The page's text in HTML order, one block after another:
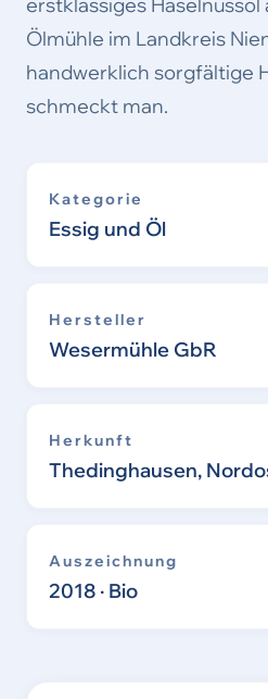
Ölmühle im Landkreis
handwerklich sorgfältige
schmeckt man.
Kategorie
Essig und Öl
Hersteller
Wesermühle GbR
Herkunft
Thedinghausen,
Auszeichnung
2018 · Bio